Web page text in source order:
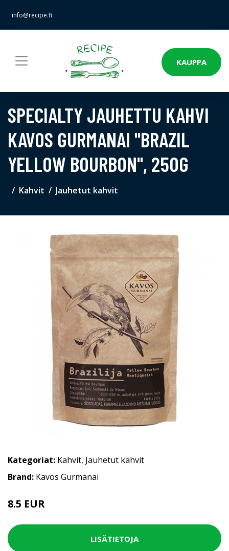
info@recipe.fi
KAUPPA
SPECIALTY JAUHETTU KAHVI
KAVOS GURMANAI "BRAZIL
YELLOW BOURBON", 250G
Kahvit Jauhetut kahvit
Kategoriat: Kahvit, Jauhetut kahvit
Brand: Kavos Gurmanai
8.5 EUR
LISÄTIETOJA